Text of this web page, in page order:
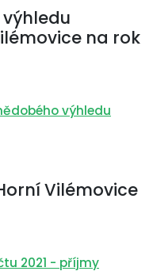
na rok
výhledu
Vilémovice
2021 - příjmy